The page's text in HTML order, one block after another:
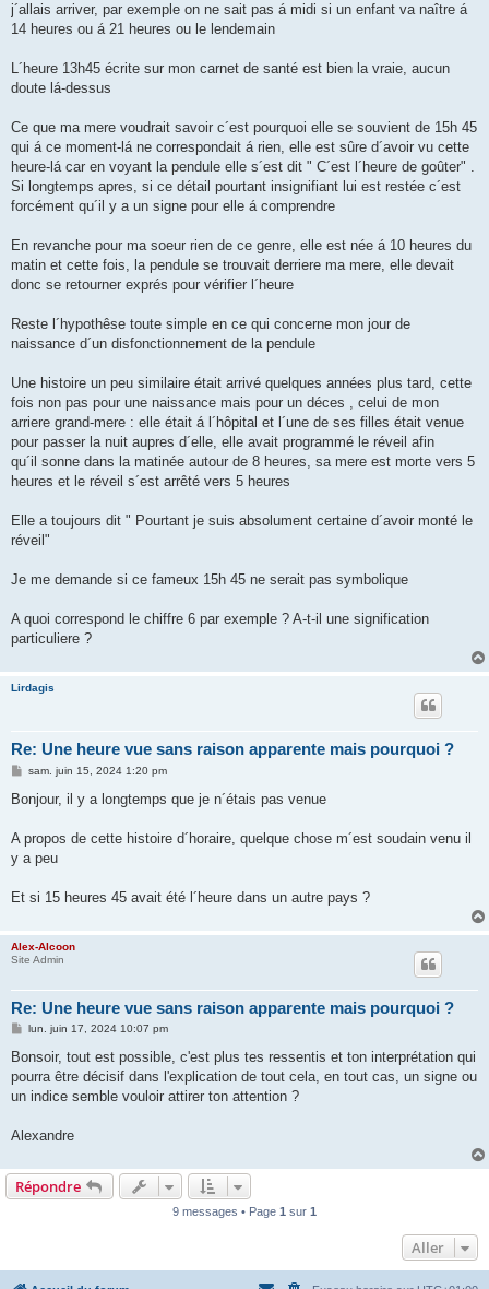
j´allais arriver, par exemple on ne sait pas á midi si un enfant va naître á
14 heures ou á 21 heures ou le lendemain
L´heure 13h45 écrite sur mon carnet de santé est bien la vraie, aucun
doute lá-dessus
Ce que ma mere voudrait savoir c´est pourquoi elle se souvient de 15h 45
qui á ce moment-lá ne correspondait á rien, elle est sûre d´avoir vu cette
heure-lá car en voyant la pendule elle s´est dit " C´est l´heure de goûter" .
Si longtemps apres, si ce détail pourtant insignifiant lui est restée c´est
forcément qu´il y a un signe pour elle á comprendre
En revanche pour ma soeur rien de ce genre, elle est née á 10 heures du
matin et cette fois, la pendule se trouvait derriere ma mere, elle devait
donc se retourner exprés pour vérifier l´heure
Reste l´hypothêse toute simple en ce qui concerne mon jour de
naissance d´un disfonctionnement de la pendule
Une histoire un peu similaire était arrivé quelques années plus tard, cette
fois non pas pour une naissance mais pour un déces , celui de mon
arriere grand-mere : elle était á l´hôpital et l´une de ses filles était venue
pour passer la nuit aupres d´elle, elle avait programmé le réveil afin
qu´il sonne dans la matinée autour de 8 heures, sa mere est morte vers 5
heures et le réveil s´est arrêté vers 5 heures
Elle a toujours dit " Pourtant je suis absolument certaine d´avoir monté le
réveil"
Je me demande si ce fameux 15h 45 ne serait pas symbolique
A quoi correspond le chiffre 6 par exemple ? A-t-il une signification
particuliere ?
Lirdagis
Re: Une heure vue sans raison apparente mais pourquoi ?
M
s
g
e
sam. juin 15, 2024 1:20 pm
Bonjour, il y a longtemps que je n´étais pas venue
A propos de cette histoire d´horaire, quelque chose m´est soudain venu il
y a peu
Et si 15 heures 45 avait été l´heure dans un autre pays ?
Alex-Alcoon
Site Admin
Re: Une heure vue sans raison apparente mais pourquoi ?
M
s
a
g
lun. juin 17, 2024 10:07 pm
Bonsoir, tout est possible, c'est plus tes ressentis et ton interprétation qui
pourra être décisif dans l'explication de tout cela, en tout cas, un signe ou
un indice semble vouloir attirer ton attention ?
Alexandre
Répondre
9 messages • Page 1 sur 1
Aller